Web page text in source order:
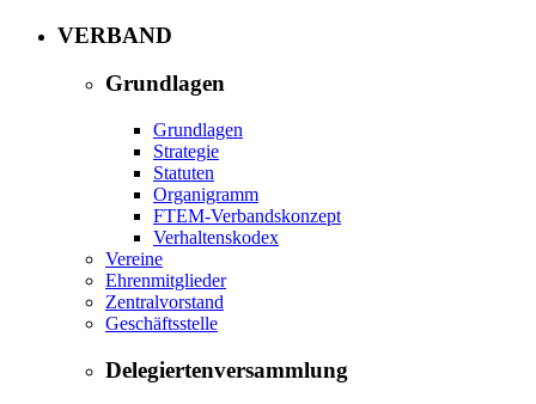
VERBAND
Grundlagen
Grundlagen
Strategie
Statuten
Organigramm
FTEM-Verbandskonzept
Verhaltenskodex
Vereine
Ehrenmitglieder
Zentralvorstand
Geschäftsstelle
Delegiertenversammlung